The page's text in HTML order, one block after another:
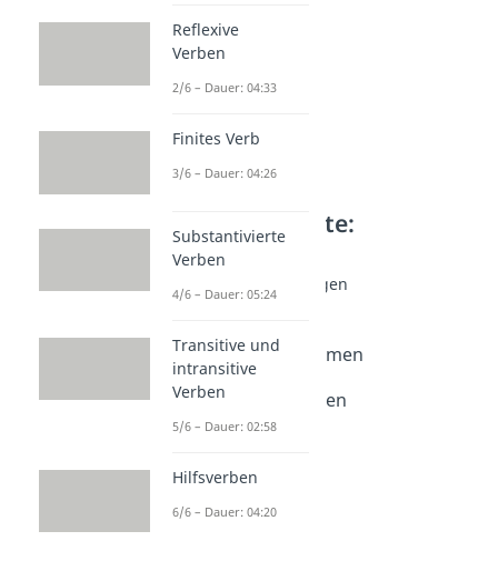
Weitere Inhalte:
Grammatik
Satzglieder Grundlagen
Satzglieder
Satzglieder bestimmen
Dauer: 04:58
Satzglieder Übungen
Dauer: 05:50
Dauer: 04:33
Reflexive
Verben
2/6 – Dauer: 04:33
Finites Verb
3/6 – Dauer: 04:26
Substantivierte
Verben
4/6 – Dauer: 05:24
Transitive und
intransitive
Verben
5/6 – Dauer: 02:58
Hilfsverben
6/6 – Dauer: 04:20